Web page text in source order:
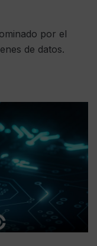
por el
de datos.